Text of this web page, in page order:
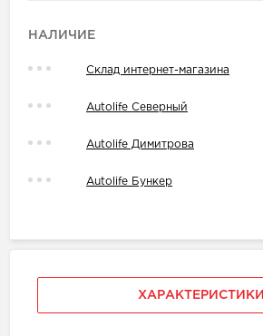
НАЛИЧИЕ
Склад интернет-магазина
Autolife Северный
Autolife Димитрова
Autolife Бункер
ХАРАКТЕРИСТИКИ